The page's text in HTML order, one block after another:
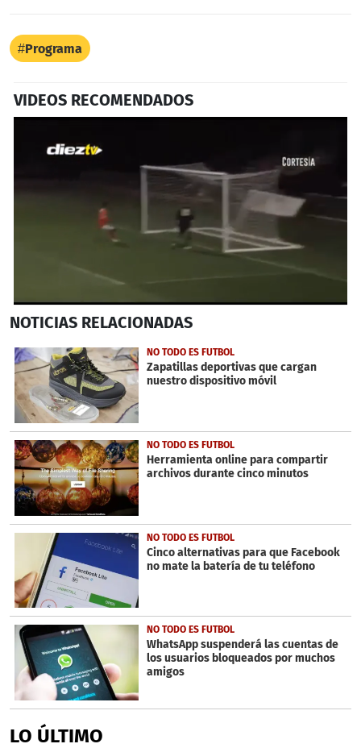
Programa
VIDEOS RECOMENDADOS
seconds
1
minute,
23
seconds
NOTICIAS RELACIONADAS
NO TODO ES FUTBOL
Zapatillas deportivas que cargan
nuestro dispositivo móvil
NO TODO ES FUTBOL
Herramienta online para compartir
archivos durante cinco minutos
NO TODO ES FUTBOL
Cinco alternativas para que Facebook
no mate la batería de tu teléfono
NO TODO ES FUTBOL
WhatsApp suspenderá las cuentas de
los usuarios bloqueados por muchos
amigos
LO ÚLTIMO